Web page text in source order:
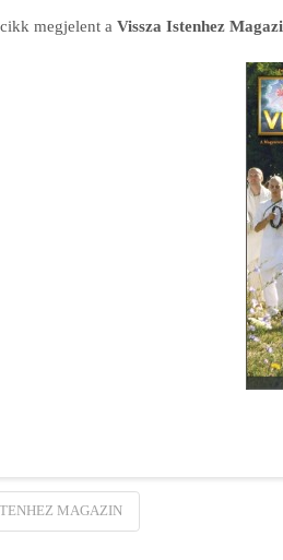
megjelent a Vissza Istenhez
MAGAZIN